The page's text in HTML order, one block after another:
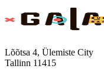
Lõõtsa 4, Ülemiste City
Tallinn 11415